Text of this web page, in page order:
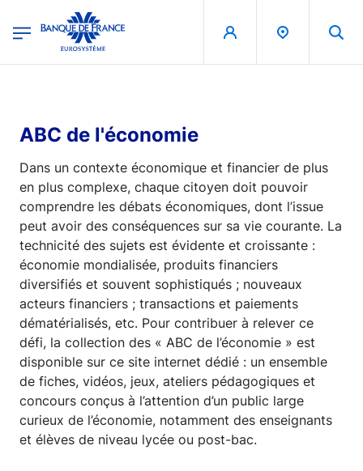
Banque de France - Menu Principal
ABC de l'économie
Dans un contexte économique et financier de plus
en plus complexe, chaque citoyen doit pouvoir
comprendre les débats économiques, dont l’issue
peut avoir des conséquences sur sa vie courante. La
technicité des sujets est évidente et croissante :
économie mondialisée, produits financiers
diversifiés et souvent sophistiqués ; nouveaux
acteurs financiers ; transactions et paiements
dématérialisés, etc. Pour contribuer à relever ce
défi, la collection des « ABC de l’économie » est
disponible sur ce site internet dédié : un ensemble
de fiches, vidéos, jeux, ateliers pédagogiques et
concours conçus à l’attention d’un public large
curieux de l’économie, notamment des enseignants
et élèves de niveau lycée ou post-bac.